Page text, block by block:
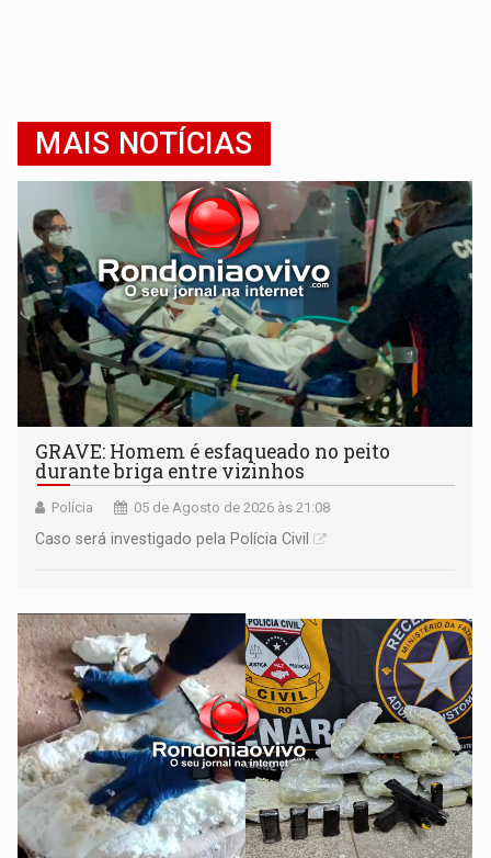
MAIS NOTÍCIAS
GRAVE: Homem é esfaqueado no peito
durante briga entre vizinhos
Polícia 05 de Agosto de 2026 às 21:08
Caso será investigado pela Polícia Civil